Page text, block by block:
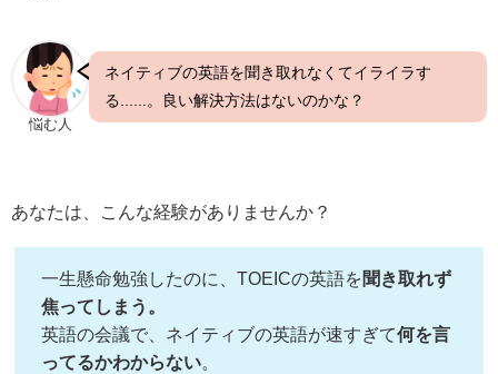
悩む人
ネイティブの英語を聞き取れなくてイライラす
る......。良い解決方法はないのかな？
あなたは、こんな経験がありませんか？
一生懸命勉強したのに、TOEICの英語を聞き取れず
焦ってしまう。
英語の会議で、ネイティブの英語が速すぎて何を言
ってるかわからない